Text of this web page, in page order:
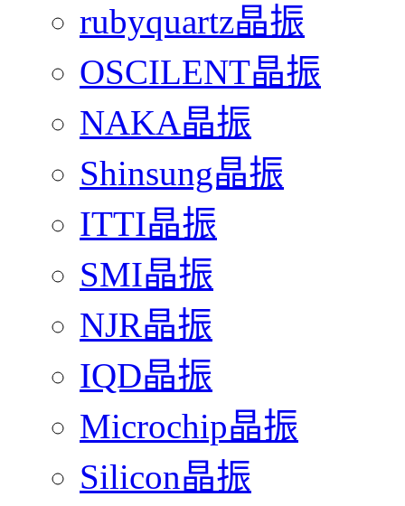
rubyquartz晶振
OSCILENT晶振
NAKA晶振
Shinsung晶振
ITTI晶振
SMI晶振
NJR晶振
IQD晶振
Microchip晶振
Silicon晶振